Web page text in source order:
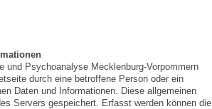
Psychoanalyse Mecklenburg-Vorpommern
durch eine betroffene Person oder ein
Daten und Informationen. Diese allgemeinen
Servers gespeichert. Erfasst werden können die